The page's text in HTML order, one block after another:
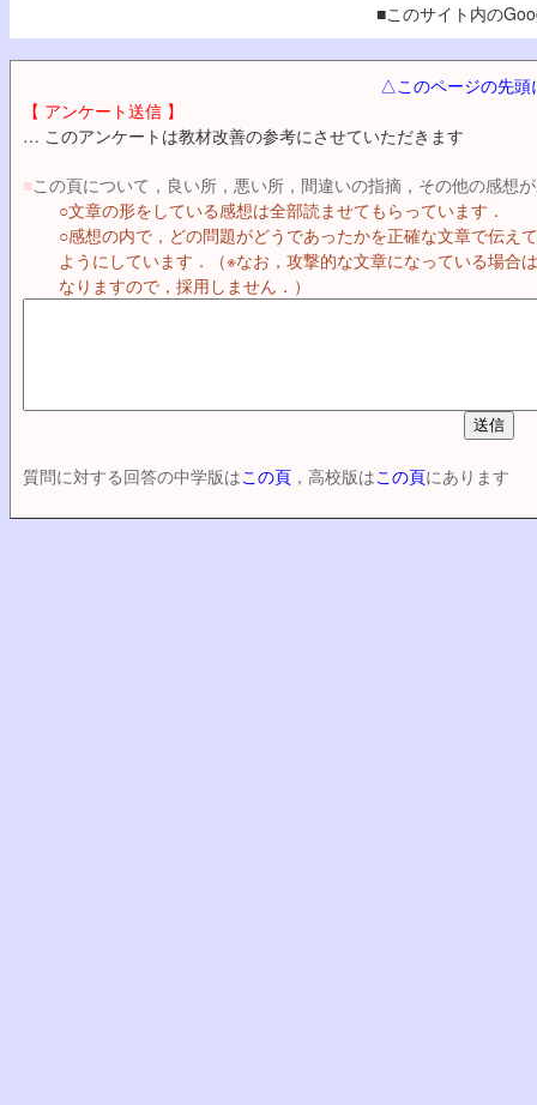
■このサイト内の
△このページの先
【 アンケート送信 】
… このアンケートは教材改善の参考にさせていただきます
■この頁について，良い所，悪い所，間違いの指摘，その他の感想
○文章の形をしている感想は全部読ませてもらっています．
○感想の内で，どの問題がどうであったかを正確な文章で伝え
ようにしています．（※なお，攻撃的な文章になっている場合
なりますので，採用しません．）
質問に対する回答の中学版はこの頁 ，高校版はこの頁にあります